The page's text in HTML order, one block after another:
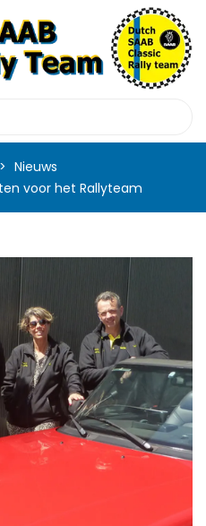
Nieuws
voor het Rallyteam